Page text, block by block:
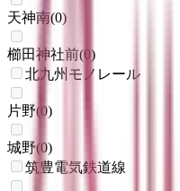
天神南(0)
櫛田神社前(0)
北九州モノレール
片野(0)
城野(0)
筑豊電気鉄道線